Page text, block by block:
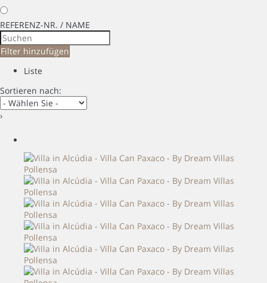
REFERENZ-NR. / NAME
Filter hinzufügen
Liste
Sortieren nach:
›